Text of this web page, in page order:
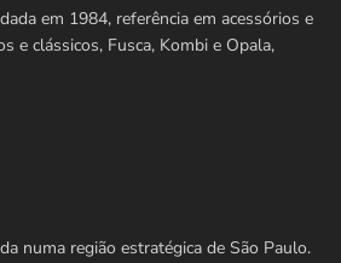
em 1984, referência em acessórios e
e clássicos, Fusca, Kombi e Opala,
numa região estratégica de São Paulo.